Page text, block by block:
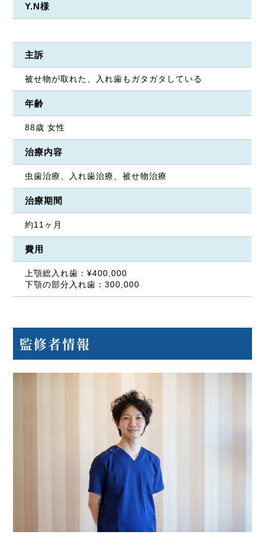
Y.N様
主訴
被せ物が取れた、入れ歯もガタガタしている
年齢
88歳 女性
治療内容
虫歯治療、入れ歯治療、被せ物治療
治療期間
約11ヶ月
費用
上顎総入れ歯：¥400,000
下顎の部分入れ歯：300,000
監修者情報